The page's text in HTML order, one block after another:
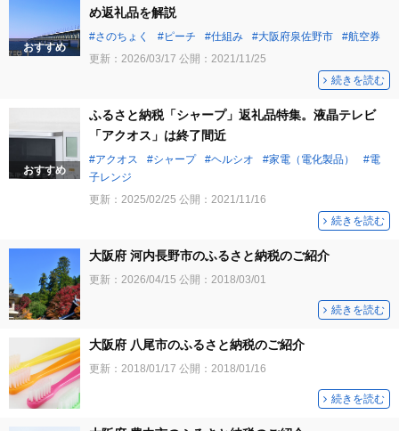
め返礼品を解説
さのちょく ピーチ 仕組み 大阪府泉佐野市
航空券
更新： 2026/03/17 公開： 2021/11/25
続きを読む
おすすめ
ふるさと納税「シャープ」返礼品特集。液晶テレビ
「アクオス」は終了間近
アクオス シャープ ヘルシオ 家電（電化製品）
電
子レンジ
更新： 2025/02/25 公開： 2021/11/16
続きを読む
おすすめ
大阪府 河内長野市のふるさと納税のご紹介
更新： 2026/04/15 公開： 2018/03/01
続きを読む
大阪府 八尾市のふるさと納税のご紹介
更新： 2018/01/17 公開： 2018/01/16
続きを読む